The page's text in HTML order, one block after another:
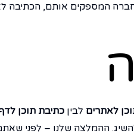
המספקים אותם, הכתיבה
לאתרים לבין כתיבת תוכן
ההמלצה שלנו – לפני